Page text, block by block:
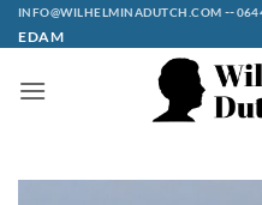
Ga
naar
INFO@WILHELMINADUTCH.COM --
EDAM